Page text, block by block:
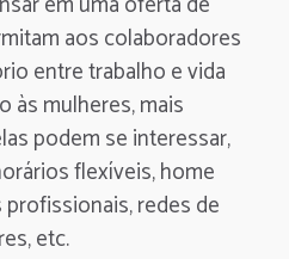
aos colaboradores
entre trabalho e vida
às mulheres, mais
podem se interessar,
flexíveis, home
redes de
etc.